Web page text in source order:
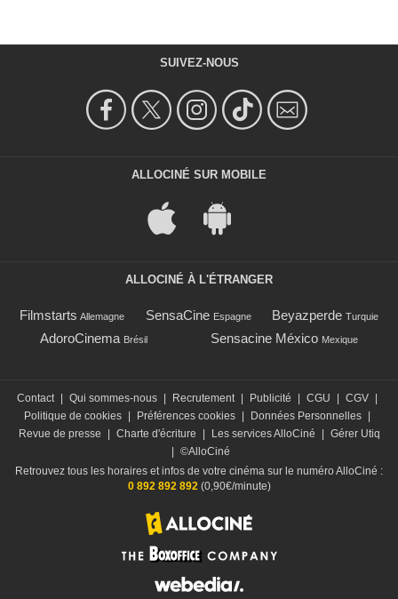
SUIVEZ-NOUS
ALLOCINÉ SUR MOBILE
ALLOCINÉ À L'ÉTRANGER
Filmstarts Allemagne SensaCine Espagne Beyazperde Turquie
AdoroCinema Brésil Sensacine México Mexique
Contact Qui sommes-nous Recrutement Publicité CGU CGV
Politique de cookies
Préférences cookies Données Personnelles
Revue de presse
Charte d'écriture Les services AlloCiné
Gérer Utiq
©AlloCiné
Retrouvez tous les horaires et infos de votre cinéma sur le numéro AlloCiné :
0 892 892 892(0,90€/minute)